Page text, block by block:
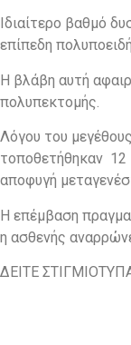
Ιδιαίτερο βαθμό
επίπεδη
Η βλάβη αυτή
πολυπεκτομής.
Λόγου του
τοποθετήθηκαν 12
αποφυγή
Η επέμβαση
η ασθενής
ΔΕΙΤΕ